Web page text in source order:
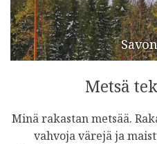
Metsä
Minä rakastan metsää.
vahvoja värejä ja